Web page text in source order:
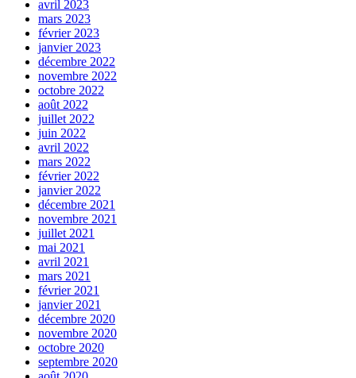
avril 2023
mars 2023
février 2023
janvier 2023
décembre 2022
novembre 2022
octobre 2022
août 2022
juillet 2022
juin 2022
avril 2022
mars 2022
février 2022
janvier 2022
décembre 2021
novembre 2021
juillet 2021
mai 2021
avril 2021
mars 2021
février 2021
janvier 2021
décembre 2020
novembre 2020
octobre 2020
septembre 2020